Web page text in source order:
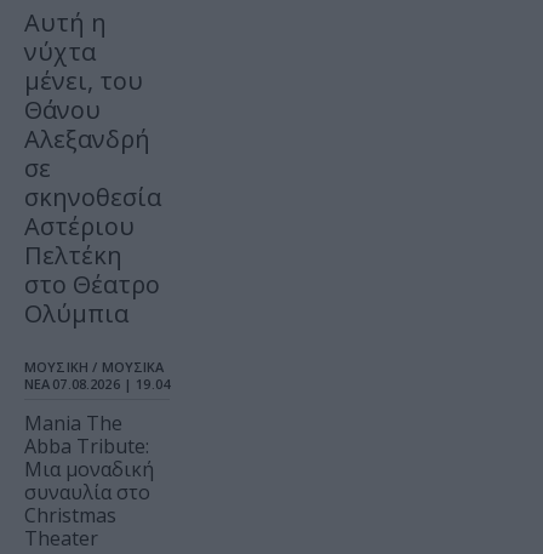
Αυτή η
νύχτα
μένει, του
Θάνου
Αλεξανδρή
σε
σκηνοθεσία
Αστέριου
Πελτέκη
στο Θέατρο
Ολύμπια
ΜΟΥΣΙΚΗ / ΜΟΥΣΙΚΑ
ΝΕΑ 07.08.2026 | 19.04
Mania The
Abba Tribute:
Μια μοναδική
συναυλία στο
Christmas
Theater